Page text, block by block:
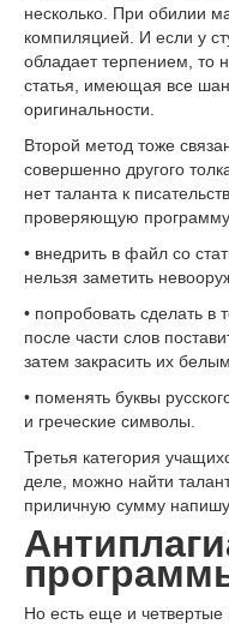
несколько. При обилии
компиляцией. И если у
обладает терпением, то
статья, имеющая все
оригинальности.
Второй метод тоже
совершенно другого
нет таланта к
проверяющую
• внедрить в файл со
нельзя заметить
• попробовать сделать в
после части слов
затем закрасить их
• поменять буквы
и греческие символы.
Третья категория
деле, можно найти
приличную сумму
Но есть еще и